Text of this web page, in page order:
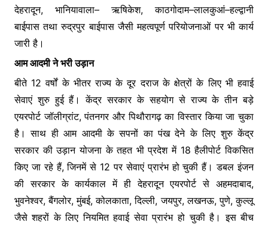
देहरादून, भानियावाला– ऋषिकेश, काठगोदाम–लालकुआं–हल्द्वानी
बाईपास तथा रुद्रपुर बाईपास जैसी महत्वपूर्ण परियोजनाओं पर भी कार्य
जारी है।
आम आदमी ने भरी उड़ान
बीते 12 वर्षों के भीतर राज्य के दूर दराज के क्षेत्रों के लिए भी हवाई
सेवाएं शुरु हुई हैं। केंद्र सरकार के सहयोग से राज्य के तीन बड़े
एयरपोर्ट जॉलीग्रांट, पंतनगर और पिथौरागढ़ का विस्तार किया जा चुका
है। साथ ही आम आदमी के सपनों का पंख देने के लिए शुरु केंद्र
सरकार की उड़ान योजना के तहत भी प्रदेश में 18 हैलीपोर्ट विकसित
किए जा रहे हैं, जिनमें से 12 पर सेवाएं प्रारंभ हो चुकी हैं। डबल इंजन
की सरकार के कार्यकाल में ही देहरादून एयरपोर्ट से अहमदाबाद,
भुवनेश्वर, बैंगलोर, मुंबई, कोलकाता, दिल्ली, जयपुर, लखनऊ, पुणे, कुल्लू
जैसे शहरों के लिए नियमित हवाई सेवा प्रारंभ हो चुकी है। इस बीच